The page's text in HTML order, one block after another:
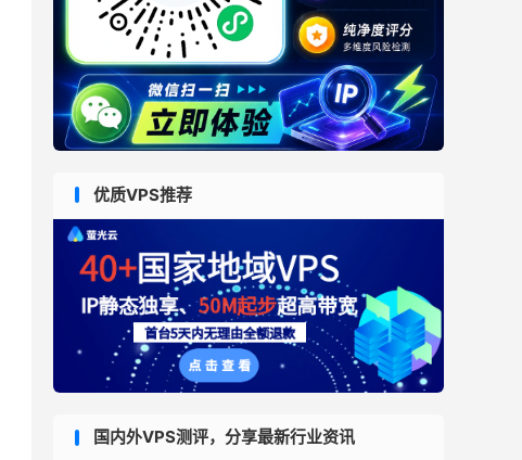
优质VPS推荐
国内外VPS测评，分享最新行业资讯